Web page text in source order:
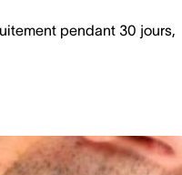
pendant 30 jours,